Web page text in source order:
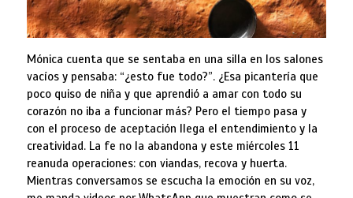
Mónica cuenta que se sentaba en una silla en los salones
vacíos y pensaba: “¿esto fue todo?”. ¿Esa picantería que
poco quiso de niña y que aprendió a amar con todo su
corazón no iba a funcionar más? Pero el tiempo pasa y
con el proceso de aceptación llega el entendimiento y la
creatividad. La fe no la abandona y este miércoles 11
reanuda operaciones: con viandas, recova y huerta.
Mientras conversamos se escucha la emoción en su voz,